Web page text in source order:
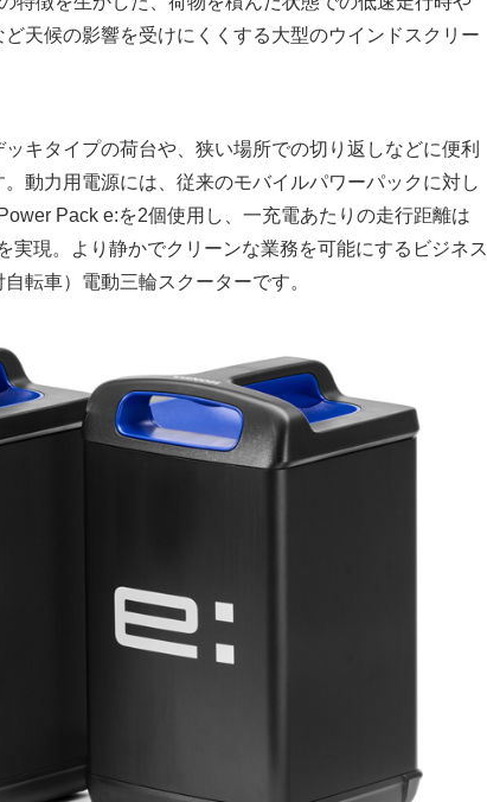
天候の影響を受けにくくする大型のウインドスクリー
キタイプの荷台や、狭い場所での切り返しなどに便利
動力用電源には、従来のモバイルパワーパックに対し
Pack e:を2個使用し、一充電あたりの走行距離は
実現。より静かでクリーンな業務を可能にするビジネス
転車）電動三輪スクーターです。